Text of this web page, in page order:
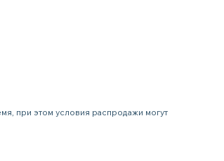
при этом условия распродажи могут